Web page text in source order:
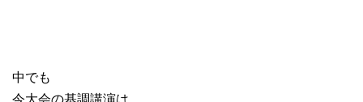
中でも